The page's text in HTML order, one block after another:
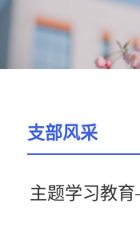
支部风采
主题学习教